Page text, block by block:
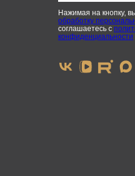
Нажимая на кнопку,
обработку
соглашаетесь с
конфиденциальности